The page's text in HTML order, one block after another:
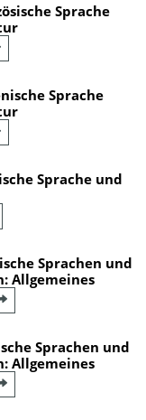
Sprache
Sprache
Sprache und
Sprachen und
Allgemeines
Sprachen und
Allgemeines